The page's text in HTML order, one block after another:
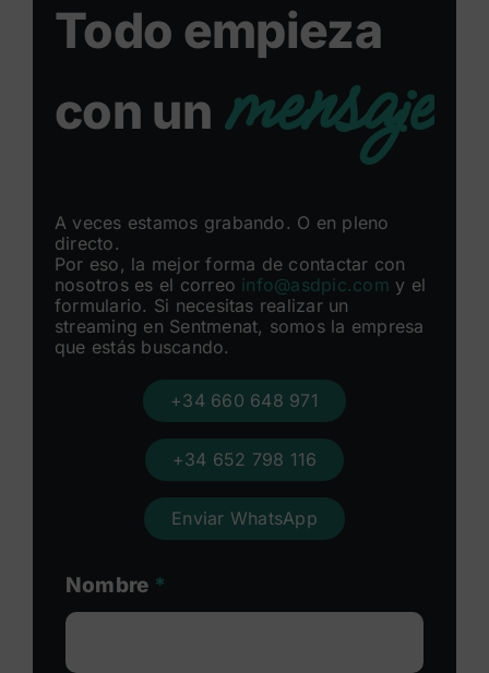
Todo empieza
con un mensaje
A veces estamos grabando. O en pleno
directo.
Por eso, la mejor forma de contactar con
nosotros es el correo info@asdpic.com y el
formulario. Si necesitas realizar un
streaming en Sentmenat, somos la empresa
que estás buscando.
+34 660 648 971
+34 652 798 116
Enviar WhatsApp
Nombre *